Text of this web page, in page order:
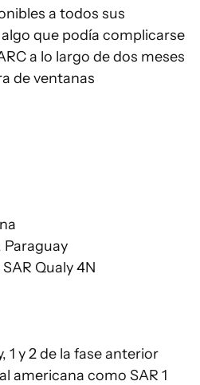
a todos sus
que podía complicarse
a lo largo de dos meses
de ventanas
Paraguay
Qualy 4N
1 y 2 de la fase anterior
americana como SAR 1